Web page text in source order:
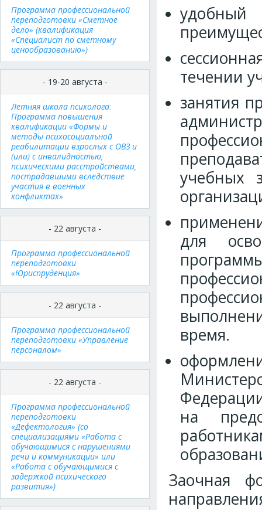
Программа профессиональной
переподготовки «Сметное
дело» (квалификация
«Специалист по сметному
ценообразованию»)
- 19-20 августа -
Летняя школа психолога:
Программа повышения
квалификации «Формы и
методы психосоциальной
реабилитации взрослых с ОВЗ и
(или) с инвалидностью,
психическими расстройствами,
пострадавшими вследствие
участия в военных
конфликтах»
- 22 августа -
Программа профессиональной
переподготовки
«Юриспруденция»
- 22 августа -
Программа профессиональной
переподготовки «Управление
персоналом»
- 22 августа -
Программа профессиональной
переподготовки
«Дефектология» (со
специализациями «Работа с
обучающимися с нарушениями
речи и коммуникации» или
«Работа с обучающимися с
задержкой психического
развития»)
удобный
течении
занятия
учебных
для
время.
на
Заочная